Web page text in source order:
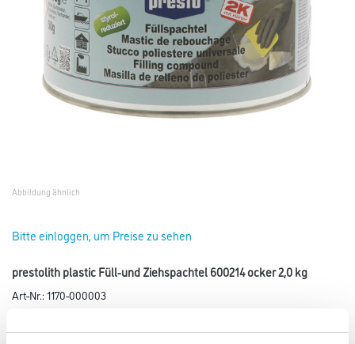
Abbildung ähnlich
Bitte einloggen, um Preise zu sehen
prestolith plastic Füll-und Ziehspachtel 600214 ocker 2,0 kg
Art-Nr.:1170-000003
Farbtonbezeichnung